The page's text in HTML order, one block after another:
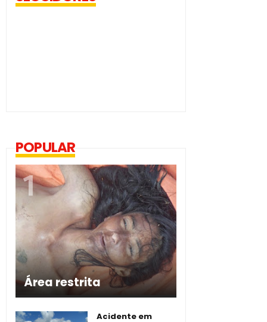
POPULAR
Área restrita
Acidente em